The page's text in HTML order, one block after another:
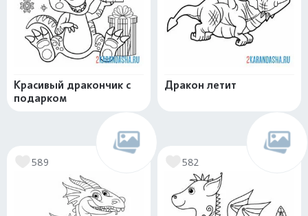
Красивый дракончик с
подарком
Дракон летит
589 582